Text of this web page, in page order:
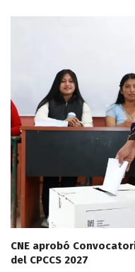
CNE aprobó
del CPCCS 2027